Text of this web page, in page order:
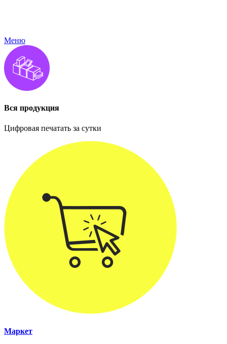
Меню
Вся продукция
Цифровая печатать за сутки
Маркет